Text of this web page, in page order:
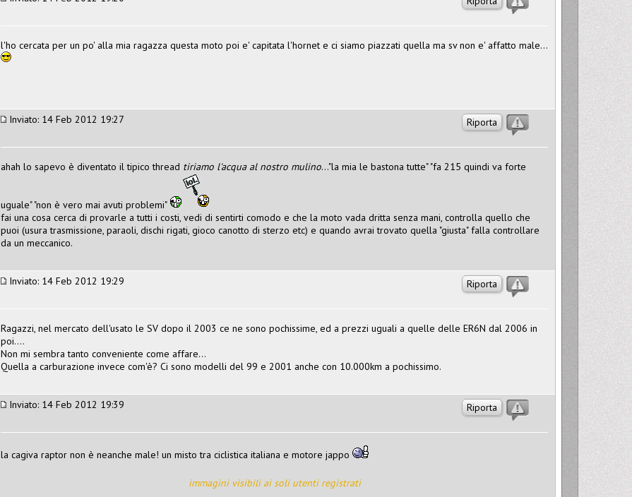
l'ho cercata per un po' alla mia ragazza questa moto poi e' capitata l'hornet e ci siamo piazzati quella ma sv non e' affatto male...
Riporta
Inviato: 14 Feb 2012 19:27
ahah lo sapevo è diventato il tipico thread tiriamo l'acqua al nostro mulino..."la mia le bastona tutte" "fa 215 quindi va forte
uguale" "non è vero mai avuti problemi"
fai una cosa cerca di provarle a tutti i costi, vedi di sentirti comodo e che la moto vada dritta senza mani, controlla quello che
puoi (usura trasmissione, paraoli, dischi rigati, gioco canotto di sterzo etc) e quando avrai trovato quella "giusta" falla controllare
da un meccanico.
Riporta
Inviato: 14 Feb 2012 19:29
Ragazzi, nel mercato dell'usato le SV dopo il 2003 ce ne sono pochissime, ed a prezzi uguali a quelle delle ER6N dal 2006 in
poi....
Non mi sembra tanto conveniente come affare...
Quella a carburazione invece com'è? Ci sono modelli del 99 e 2001 anche con 10.000km a pochissimo.
Riporta
Inviato: 14 Feb 2012 19:39
la cagiva raptor non è neanche male! un misto tra ciclistica italiana e motore jappo
immagini visibili ai soli utenti registrati